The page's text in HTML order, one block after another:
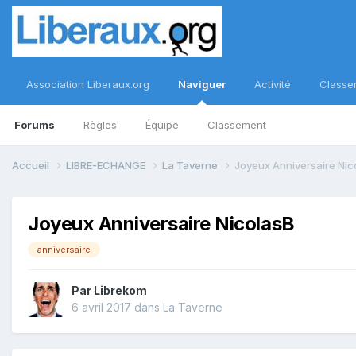
Association Liberaux.org Naviguer
Forums Règles Équipe Classement
Activité
Accueil LIBRE-ECHANGE La Taverne Joyeux Anniversaire
Joyeux Anniversaire NicolasB
anniversaire
Par Librekom
6 avril 2017 dans La Taverne